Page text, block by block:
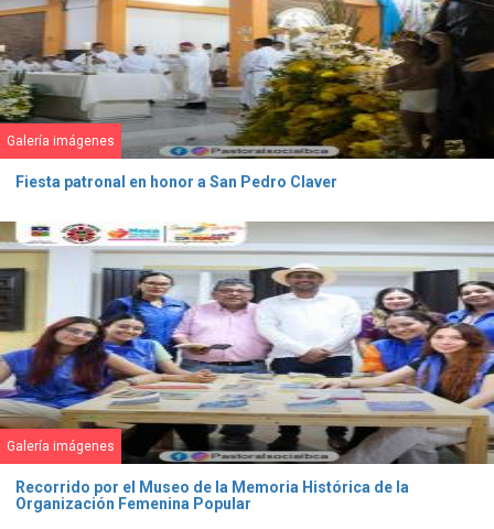
Galería imágenes
Fiesta patronal en honor a San Pedro Claver
Galería imágenes
Recorrido por el Museo de la Memoria Histórica de la
Organización Femenina Popular